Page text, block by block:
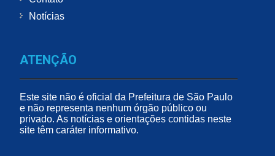
Notícias
ATENÇÃO
Este site não é oficial da Prefeitura de São Paulo
e não representa nenhum órgão público ou
privado. As notícias e orientações contidas neste
site têm caráter informativo.